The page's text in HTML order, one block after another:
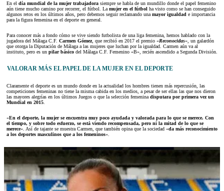
En el día mundial de la mujer trabajadora siempre se habla de un mundillo donde el papel femenino
aún tiene mucho camino por recorrer, el fútbol. Lamujer en el fútbol ha visto como se han conseguido
algunos retos en los últimos años, pero debemos seguir reclamando unamayor igualdad e importancia
para la figura femenina en el deporte en general.
Para conocer más a fondo cómo se vive siendo futbolista de una liga femenina, hemos hablado con la
jugadora del Málaga C.F. Carmen Gómez, que recibió en 2017 el premio «Reconocidas«, un galardón
que otorga la Diputación de Málaga a las mujeres que luchan por la igualdad. Carmen aún va al
instituto, pero es un pilar básico del Málaga C.F. Femenino «B», recién ascendido a Segunda División.
VALORAR MÁS EL PAPEL DE LA MUJER EN EL DEPORTE
Claramente el deporte es un mundo donde en la actualidad los hombres tienen más repercusión, las
competiciones femeninas no tiene la misma cabida en los medios, a pesar de ser ellas las que nos dieron
las mayores alegrías en los últimos Juegos o que la selección femenina disputara por primera vez un
Mundial en 2015
«En el deporte, la mujer se encuentra muy poco ayudada y valorada para lo que se merece. Con
el tiempo, y sobre todo esfuerzo, se está viendo recompensada, pero ni la mitad de lo que se
merece«. Así de tajante se muestra Carmen, que también opina que la sociedad «da más reconocimiento
a los deportes masculinos que a los femeninos«.